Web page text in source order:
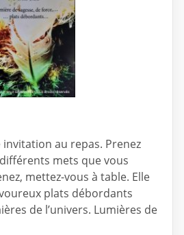
au repas. Prenez
mets que vous
mettez-vous à table. Elle
plats débordants
de l’univers. Lumières de